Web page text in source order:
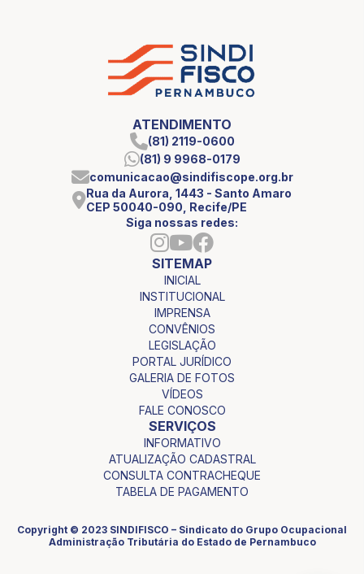
ATENDIMENTO
(81) 2119-0600
(81) 9 9968-0179
comunicacao@sindifiscope.org.br
Rua da Aurora, 1443 - Santo Amaro
CEP 50040-090, Recife/PE
Siga nossas redes:
SITEMAP
INICIAL
INSTITUCIONAL
IMPRENSA
CONVÊNIOS
LEGISLAÇÃO
PORTAL JURÍDICO
GALERIA DE FOTOS
VÍDEOS
FALE CONOSCO
SERVIÇOS
INFORMATIVO
ATUALIZAÇÃO CADASTRAL
CONSULTA CONTRACHEQUE
TABELA DE PAGAMENTO
Copyright © 2023 SINDIFISCO – Sindicato do Grupo Ocupacional
Administração Tributária do Estado de Pernambuco